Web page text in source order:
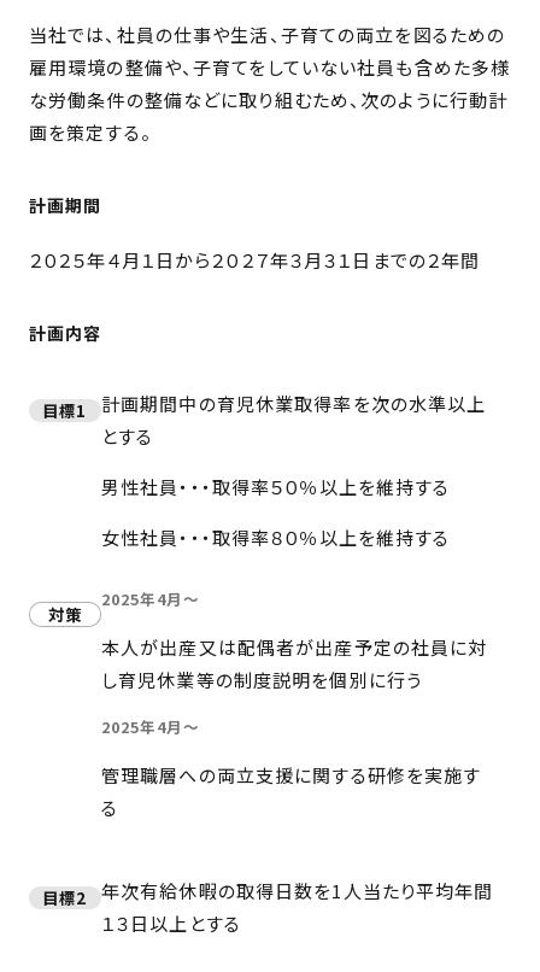
当社では、社員の仕事や生活、子育ての両立を図るための
雇用環境の整備や、子育てをしていない社員も含めた多様
な労働条件の整備などに取り組むため、次のように行動計
画を策定する。
計画期間
２０２５年４月１日から２０２７年３月３１日までの２年間
計画内容
目標1
計画期間中の育児休業取得率を次の水準以上
とする
男性社員・・・取得率５０％以上を維持する
女性社員・・・取得率８０％以上を維持する
対策
2025年4月～
本人が出産又は配偶者が出産予定の社員に対
し育児休業等の制度説明を個別に行う
2025年4月～
管理職層への両立支援に関する研修を実施す
る
目標2
年次有給休暇の取得日数を1人当たり平均年間
１３日以上とする